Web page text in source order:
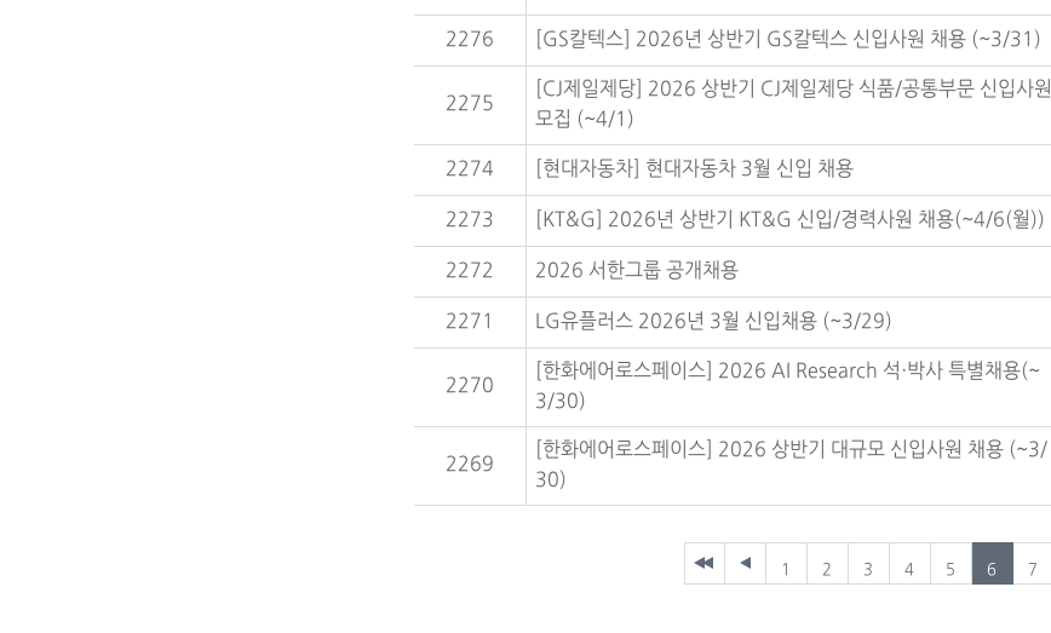
2276 [GS칼텍스] 2026년 상반기 GS칼텍스 신입사원 채용 (~3/31)
2275
[CJ제일제당] 2026 상반기 CJ제일제당 식품/공통부문 신입사원
모집 (~4/1)
2274 [현대자동차] 현대자동차 3월 신입 채용
2273 [KT&G] 2026년 상반기 KT&G 신입/경력사원 채용(~4/6(월))
2272 2026 서한그룹 공개채용
2271 LG유플러스 2026년 3월 신입채용 (~3/29)
2270
[한화에어로스페이스] 2026 AI Research 석·박사 특별채용(~
3/30)
2269
[한화에어로스페이스] 2026 상반기 대규모 신입사원 채용 (~3/
30)
1 2 3 4 5 6 7